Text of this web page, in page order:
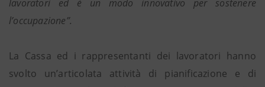
lavoratori ed è un modo innovativo per sostenere
l’occupazione”.
La Cassa ed i rappresentanti dei lavoratori hanno
svolto un’articolata attività di pianificazione e di